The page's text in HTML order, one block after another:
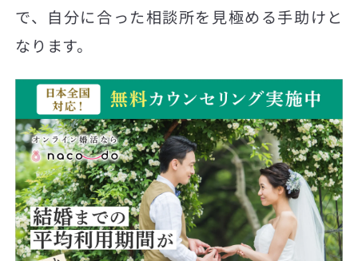
で、自分に合った相談所を見極める手助けと
なります。